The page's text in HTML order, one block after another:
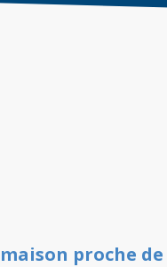
maison proche de